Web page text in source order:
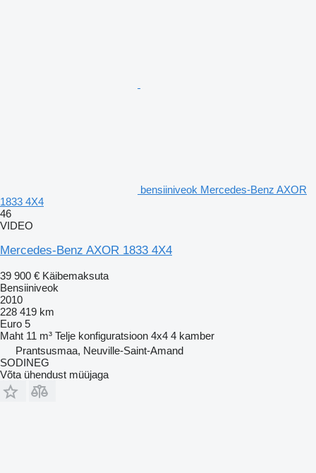
bensiiniveok Mercedes-Benz AXOR
1833 4X4
46
VIDEO
Mercedes-Benz AXOR 1833 4X4
39 900 € Käibemaksuta
Bensiiniveok
2010
228 419 km
Euro 5
Maht 11 m³ Telje konfiguratsioon 4x4 4 kamber
Prantsusmaa, Neuville-Saint-Amand
SODINEG
Võta ühendust müüjaga